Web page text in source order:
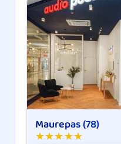
Maurepas (78)
★★★★★